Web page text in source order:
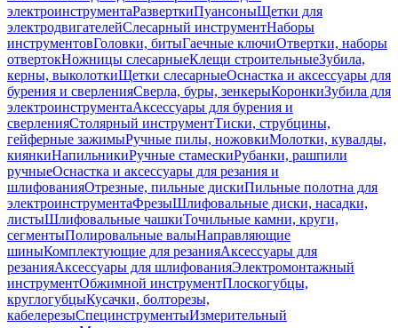
электроинструментаРазверткиПуансоныЩетки для
электродвигателейСлесарный инструментНаборы
инструментовГоловки, битыГаечные ключиОтвертки, наборы
отвертокНожницы слесарныеКлещи строительныеЗубила,
керны, выколоткиЩетки слесарныеОснастка и аксессуары для
бурения и сверленияСверла, буры, зенкерыКоронкиЗубила для
электроинструментаАксессуары для бурения и
сверленияСтолярный инструментТиски, струбцины,
гейферные зажимыРучные пилы, ножовкиМолотки, кувалды,
киянкиНапильникиРучные стамескиРубанки, рашпили
ручныеОснастка и аксессуары для резания и
шлифованияОтрезные, пильные дискиПильные полотна для
электроинструментаФрезыШлифовальные диски, насадки,
листыШлифовальные чашкиТочильные камни, круги,
сегментыПолировальные валыНаправляющие
шиныКомплектующие для резанияАксессуары для
резанияАксессуары для шлифованияЭлектромонтажный
инструментОбжимной инструментПлоскогубцы,
круглогубцыКусачки, болторезы,
кабелерезыСпецинструментыИзмерительный